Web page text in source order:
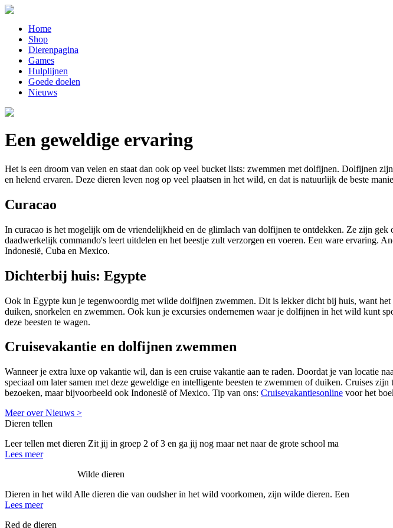
Home
Shop
Dierenpagina
Games
Hulplijnen
Goede doelen
Nieuws
Een geweldige ervaring
Het is een droom van velen en staat dan ook op veel bucket lists: zwemmen met dolfijnen. Dolfijnen
en helend ervaren. Deze dieren leven nog op veel plaatsen in het wild, en dat is natuurlijk de beste
Curacao
In curacao is het mogelijk om de vriendelijkheid en de glimlach van dolfijnen te ontdekken. Ze zijn
daadwerkelijk commando's leert uitdelen en het beestje zult verzorgen en voeren. Een ware ervaring.
Indonesië, Cuba en Mexico.
Dichterbij huis: Egypte
Ook in Egypte kun je tegenwoordig met wilde dolfijnen zwemmen. Dit is lekker dicht bij huis, want
duiken, snorkelen en zwemmen. Ook kun je excursies ondernemen waar je dolfijnen in het wild kunt
deze beesten te wagen.
Cruisevakantie en dolfijnen zwemmen
Wanneer je extra luxe op vakantie wil, dan is een cruise vakantie aan te raden. Doordat je van locatie
speciaal om later samen met deze geweldige en intelligente beesten te zwemmen of duiken. Cruises
bezoeken, maar bijvoorbeeld ook Indonesië of Mexico. Tip van ons: Cruisevakantiesonline voor het
Meer over Nieuws >
Dieren tellen
Leer tellen met dieren Zit jij in groep 2 of 3 en ga jij nog maar net naar de grote school ma
Lees meer
Wilde dieren
Dieren in het wild Alle dieren die van oudsher in het wild voorkomen, zijn wilde dieren. Een
Lees meer
Red de dieren